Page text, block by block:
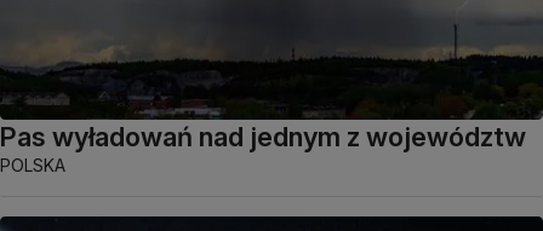
Pas wyładowań nad jednym z województw
POLSKA